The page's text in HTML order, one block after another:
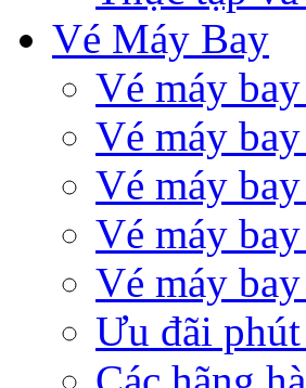
Vé Máy Bay
Vé máy
Vé máy
Vé máy
Vé máy
Vé máy
Ưu đãi